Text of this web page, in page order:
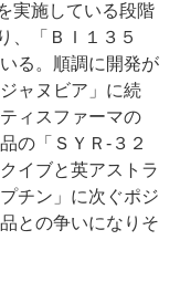
実施している段階
、「ＢＩ１３５
る。順調に開発が
ャヌビア」に続
ィスファーマの
の「ＳＹＲ‐３２
イブと英アストラ
チン」に次ぐポジ
との争いになりそ